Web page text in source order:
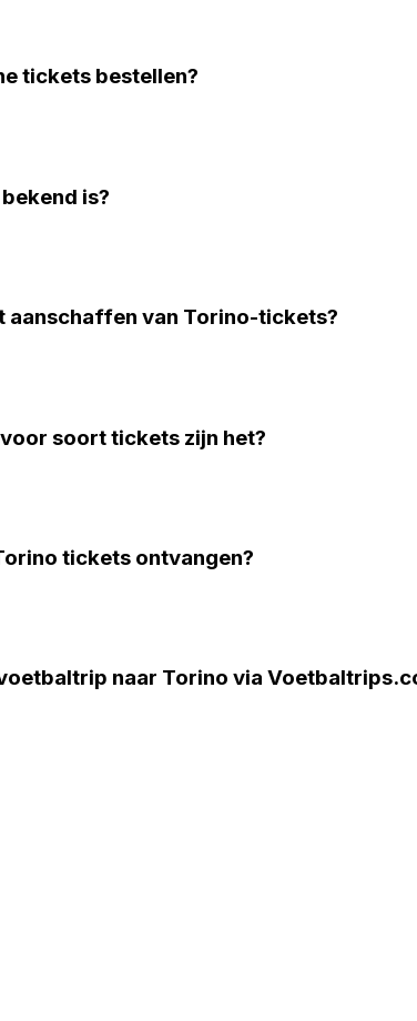
tickets bestellen?
is?
aanschaffen van Torino-tickets?
soort tickets zijn het?
tickets ontvangen?
naar Torino via